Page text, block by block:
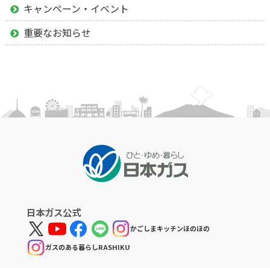
キャンペーン・イベント
重要なお知らせ
日本ガス公式
かごしまキッチンほのほの
ガスのある暮らしRASHIKU